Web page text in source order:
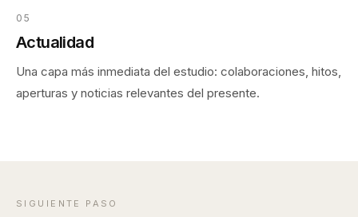
05
Actualidad
Una capa más inmediata del estudio: colaboraciones, hitos,
aperturas y noticias relevantes del presente.
SIGUIENTE PASO